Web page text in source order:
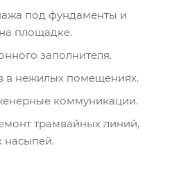
под фундаменты и
площадке.
заполнителя.
в нежилых помещениях.
коммуникации.
трамвайных линий,
насыпей.